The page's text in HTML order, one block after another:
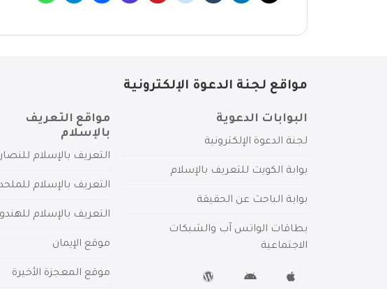
مواقع لجنة الدعوة الإلكترونية
البوابات الدعوية
لجنة الدعوة الإلكترونية
بوابة الكويت للتعريف بالإسلام
بوابة الباحث عن الحقيقة
بطاقات الواتس آب والشبكات
الاجتماعية
مواقع التعريف
بالإسلام
التعريف بالإسلام
التعريف بالإسلام
التعريف بالإسلام
موقع الإيمان
موقع المعجزة الأخيرة